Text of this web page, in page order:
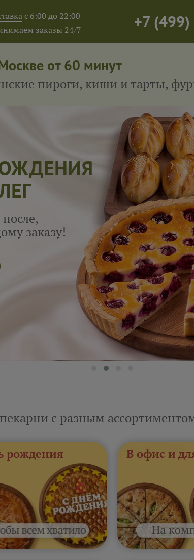
с 6:00 до 22:00
заказы 24/7
+7(499)
от 60 минут
пироги, киши и тарты,
заказу!
с разным
рождения В офис и